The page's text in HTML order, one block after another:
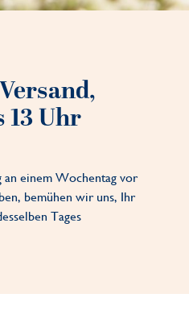
13 Uhr
an einem Wochentag vor
bemühen wir uns, Ihr
Tages